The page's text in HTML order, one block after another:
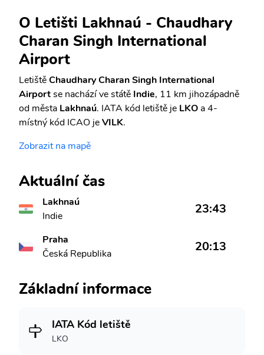
O Letišti Lakhnaú - Chaudhary
Charan Singh International
Airport
LetištěChaudhary Charan Singh International
Airportse nachází ve státě Indie, 11 km jihozápadně
od města Lakhnaú. IATA kód letiště je LKO a 4-
místný kód ICAO jeVILK.
Zobrazit na mapě
Aktuální čas
Lakhnaú
Indie
23:43
Praha
Česká Republika
20:13
Základní informace
IATA Kód letiště
LKO